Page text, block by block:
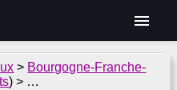
> Bourgogne-Franche-
) > …